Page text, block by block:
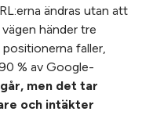
ändras utan att
händer tre
faller,
% av Google-
men det tar
och intäkter